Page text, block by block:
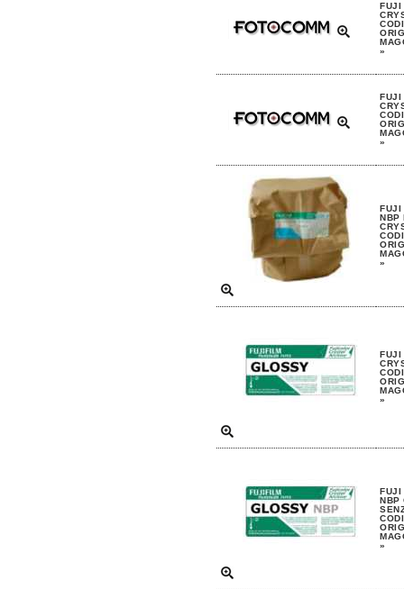
FUJI
»
FUJI
»
FUJI
NBP
»
FUJI
»
FUJI
NBP
»